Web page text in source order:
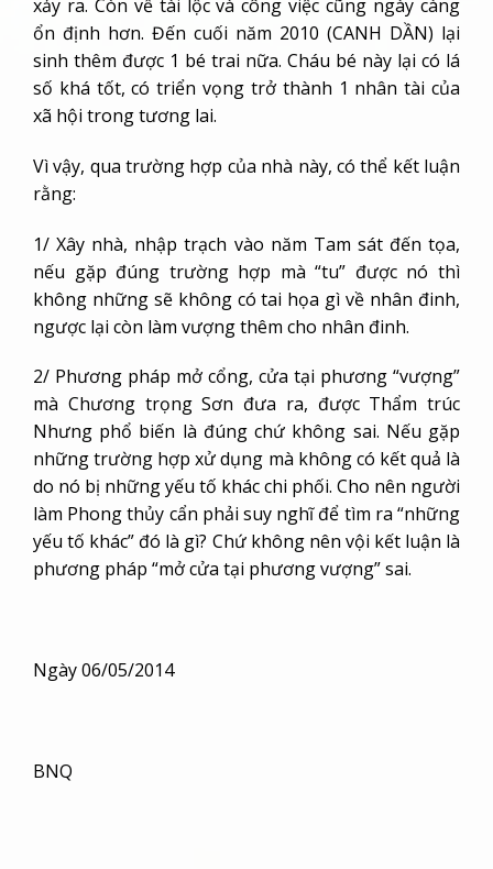
xảy ra. Còn về tài lộc và công việc cũng ngày càng
ổn định hơn. Đến cuối năm 2010 (CANH DẦN) lại
sinh thêm được 1 bé trai nữa. Cháu bé này lại có lá
số khá tốt, có triển vọng trở thành 1 nhân tài của
xã hội trong tương lai.
Vì vậy, qua trường hợp của nhà này, có thể kết luận
rằng:
1/ Xây nhà, nhập trạch vào năm Tam sát đến tọa,
nếu gặp đúng trường hợp mà “tu” được nó thì
không những sẽ không có tai họa gì về nhân đinh,
ngược lại còn làm vượng thêm cho nhân đinh.
2/ Phương pháp mở cổng, cửa tại phương “vượng”
mà Chương trọng Sơn đưa ra, được Thẩm trúc
Nhưng phổ biến là đúng chứ không sai. Nếu gặp
những trường hợp xử dụng mà không có kết quả là
do nó bị những yếu tố khác chi phối. Cho nên người
làm Phong thủy cẩn phải suy nghĩ để tìm ra “những
yếu tố khác” đó là gì? Chứ không nên vội kết luận là
phương pháp “mở cửa tại phương vượng” sai.
Ngày 06/05/2014
BNQ